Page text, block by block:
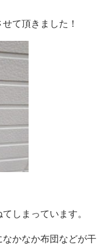
て頂きました！
しまっています。
かなか布団などが干